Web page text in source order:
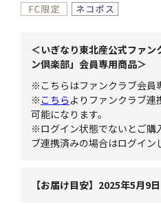
＜いぎなり東北産公式ファ
ン倶楽部」会員専用商品＞
※こちらはファンクラブ会員
※ こちら よりファンクラブ連
可能になります。
※ログイン状態でないとご購
ブ連携済みの場合はログイン
【お届け目安】2025年5月9